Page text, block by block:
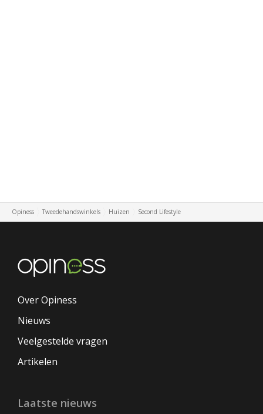
Opiness Tweedehandswinkels Huizen Second Lifestyle
Over Opiness
Nieuws
Veelgestelde vragen
Artikelen
Laatste nieuws